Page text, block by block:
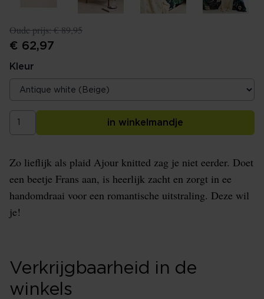
Oude prijs:€ 89,95
€ 62,97
Kleur
in winkelmandje
Zo lieflijk als plaid Ajour knitted zag je niet eerder. Doet
een beetje Frans aan, is heerlijk zacht en zorgt in ee
handomdraai voor een romantische uitstraling. Deze wil
je!
Verkrijgbaarheid in de
winkels